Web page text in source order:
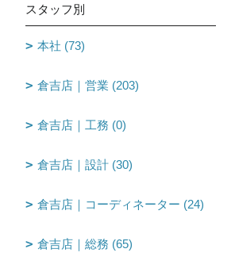
スタッフ別
本社 (73)
倉吉店｜営業 (203)
倉吉店｜工務 (0)
倉吉店｜設計 (30)
倉吉店｜コーディネーター (24)
倉吉店｜総務 (65)